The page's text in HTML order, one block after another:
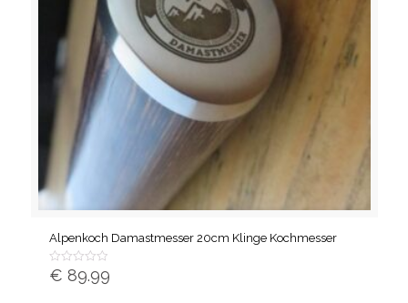
Alpenkoch Damastmesser 20cm Klinge Kochmesser
Bewertet
mit
€ 89.99